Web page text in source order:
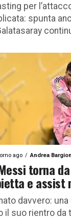
per
spunta
ago Andrea
torna
e assist
davvero:
il suo rientro da